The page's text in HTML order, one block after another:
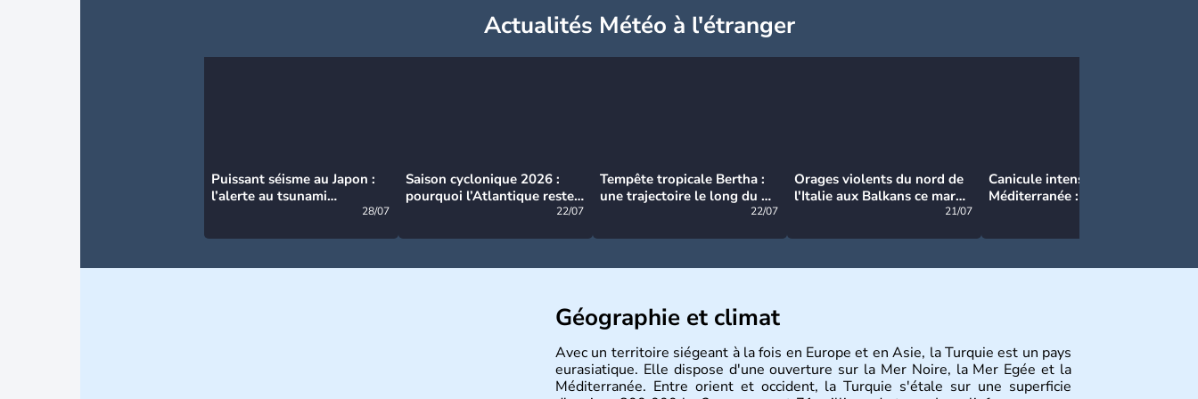
Actualités Météo à l'étranger
Puissant séisme au Japon :
l’alerte au tsunami
28/07
Saison cyclonique 2026 :
pourquoi l’Atlantique reste
22/07
Tempête tropicale Bertha :
une trajectoire le long du du
22/07
Orages violents du nord de
l'Italie aux Balkans ce mardi
21/07
Canicule intense en
Méditerranée : près de 50°C
Géographie et climat
Avec un territoire siégeant à la fois en Europe et en Asie, la Turquie est un pays
eurasiatique. Elle dispose d'une ouverture sur la Mer Noire, la Mer Egée et la
Méditerranée. Entre orient et occident, la Turquie s'étale sur une superficie